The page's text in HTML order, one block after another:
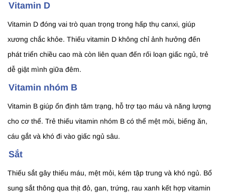
Vitamin D
Vitamin D đóng vai trò quan trọng trong hấp thụ canxi, giúp
xương chắc khỏe. Thiếu vitamin D không chỉ ảnh hưởng đến
phát triển chiều cao mà còn liên quan đến rối loạn giấc ngủ, trẻ
dễ giật mình giữa đêm.
Vitamin nhóm B
Vitamin B giúp ổn định tâm trạng, hỗ trợ tạo máu và năng lượng
cho cơ thể. Trẻ thiếu vitamin nhóm B có thể mệt mỏi, biếng ăn,
cáu gắt và khó đi vào giấc ngủ sâu.
Sắt
Thiếu sắt gây thiếu máu, mệt mỏi, kém tập trung và khó ngủ. Bổ
sung sắt thông qua thịt đỏ, gan, trứng, rau xanh kết hợp vitamin